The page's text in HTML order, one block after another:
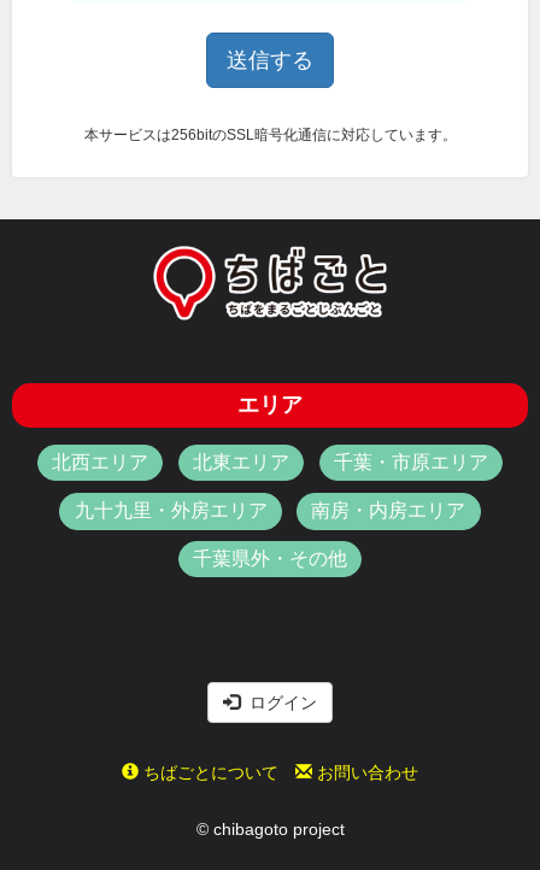
本サービスは256bitのSSL暗号化通信に対応しています。
エリア
北西エリア 北東エリア 千葉・市原エリア
九十九里・外房エリア 南房・内房エリア
千葉県外・その他
ログイン
ちばごとについて お問い合わせ
© chibagoto project